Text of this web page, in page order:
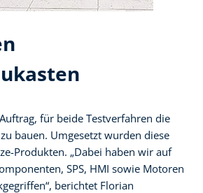
für beide Testverfahren die
bauen. Umgesetzt wurden diese
Produkten. „Dabei haben wir auf
SPS, HMI sowie Motoren
berichtet Florian